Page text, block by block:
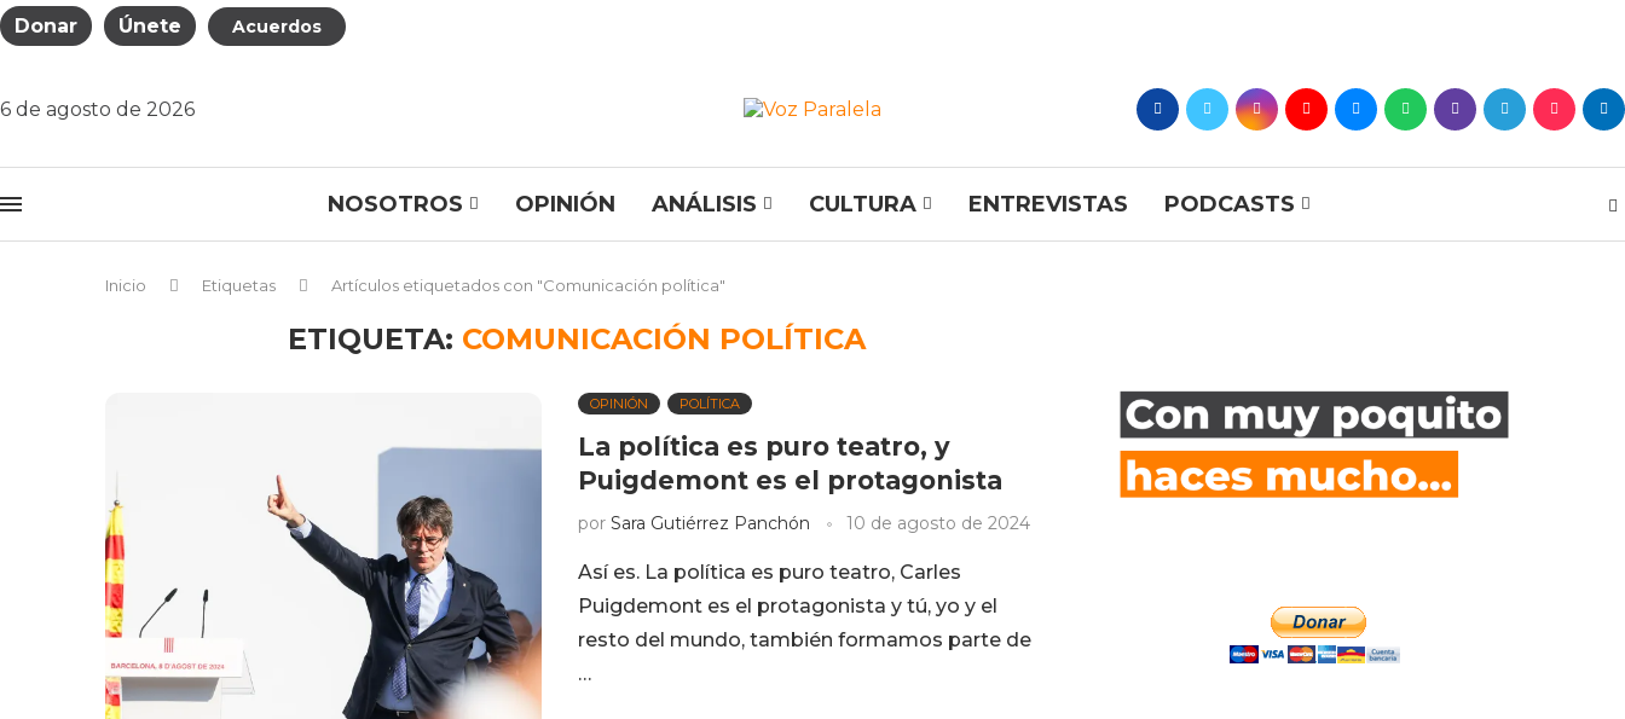
Donar Únete Acuerdos
6 de agosto de 2026
NOSOTROS OPINIÓN ANÁLISIS CULTURA ENTREVISTAS PODCASTS
Inicio Etiquetas Artículos etiquetados con "Comunicación política"
ETIQUETA: COMUNICACIÓN POLÍTICA
OPINIÓN POLÍTICA
La política es puro teatro, y
Puigdemont es el protagonista
por Sara Gutiérrez Panchón 10 de agosto de 2024
Así es. La política es puro teatro, Carles
Puigdemont es el protagonista y tú, yo y el
resto del mundo, también formamos parte de
…